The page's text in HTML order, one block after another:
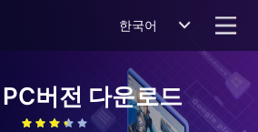
한국어
PC버전 다운로드